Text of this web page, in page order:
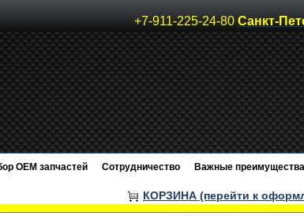
+7-911-225-24-80 Санкт-
OEM запчастей Сотрудничество Важные преимущества
КОРЗИНА (перейти к